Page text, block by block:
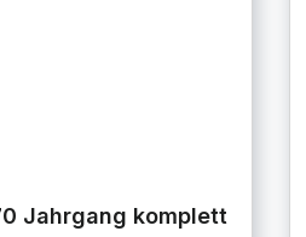
Jahrgang komplett